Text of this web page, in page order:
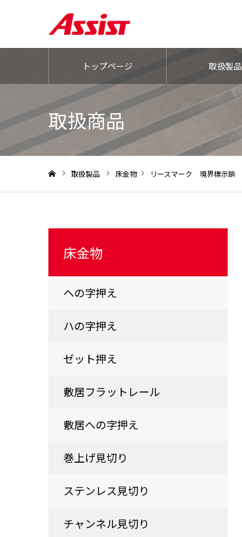
トップページ 取扱製品
取扱商品
取扱製品 床金物 リースマーク 境界標示鋲
床金物
ヘの字押え
ハの字押え
ゼット押え
敷居フラットレール
敷居への字押え
巻上げ見切り
ステンレス見切り
チャンネル見切り